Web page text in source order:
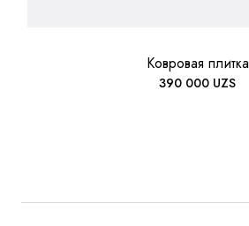
Ковровая плитка
390 000 UZS